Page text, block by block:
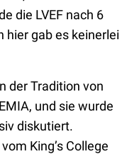
die LVEF nach 6
hier gab es keinerlei
der Tradition von
und sie wurde
diskutiert.
King’s College